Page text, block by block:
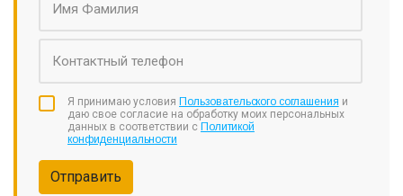
Я принимаю условия Пользовательского соглашения и
даю свое согласие на обработку моих персональных
данных в соответствии с Политикой
конфиденциальности
Отправить